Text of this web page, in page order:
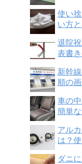
使い
い方
退院
表書
新幹
順の
車の
簡単な
アル
は？
ダニ